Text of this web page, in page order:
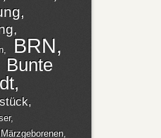
BRN
Bunte
Märzgeborenen